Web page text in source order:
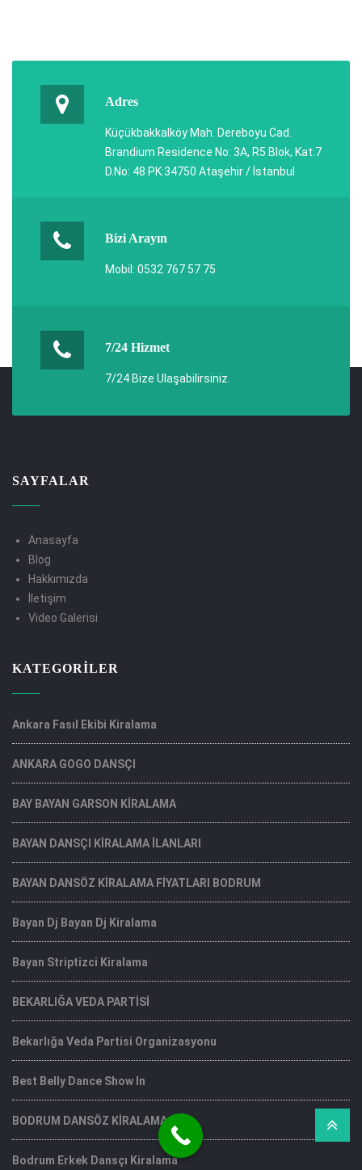
Adres
Küçükbakkalköy Mah. Dereboyu Cad.
Brandium Residence No: 3A, R5 Blok, Kat:7
D.No: 48 PK:34750 Ataşehir / İstanbul
Bizi Arayın
Mobil: 0532 767 57 75
7/24 Hizmet
7/24 Bize Ulaşabilirsiniz.
SAYFALAR
Anasayfa
Blog
Hakkımızda
İletişim
Video Galerisi
KATEGORILER
Ankara Fasıl Ekibi Kiralama
ANKARA GOGO DANSÇI
BAY BAYAN GARSON KİRALAMA
BAYAN DANSÇI KİRALAMA İLANLARI
BAYAN DANSÖZ KİRALAMA FİYATLARI BODRUM
Bayan Dj Bayan Dj Kiralama
Bayan Striptizci Kiralama
BEKARLIĞA VEDA PARTİSİ
Bekarlığa Veda Partisi Organizasyonu
Best Belly Dance Show In
BODRUM DANSÖZ KİRALAMA
Bodrum Erkek Dansçı Kiralama